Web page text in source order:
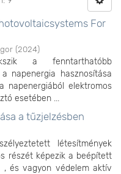
For
(2024)
a fenntarthatóbb
napenergia hasznosítása
napenergiából elektromos
esetében ...
a tűzjelzésben
létesítmények
részét képezik a beépített
és vagyon védelem aktív